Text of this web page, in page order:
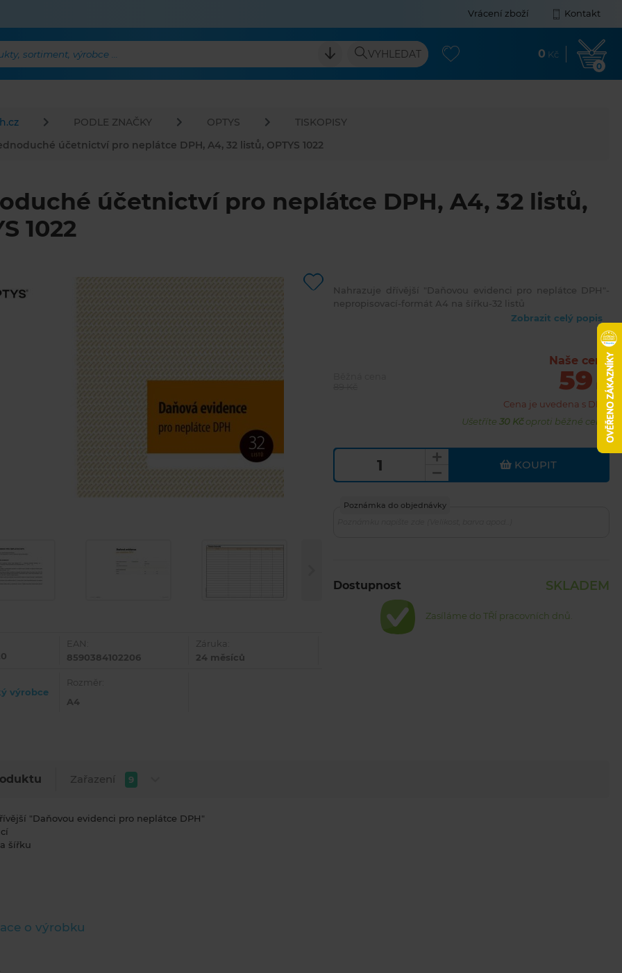
Vrácení zboží Kontakt
sortiment, výrobce ... VYHLEDAT 0 Kč
0
PODLE ZNAČKY OPTYS
TISKOPISY
účetnictví pro neplátce DPH, A4, 32 listů, OPTYS 1022
účetnictví pro neplátce DPH, A4, 32 listů,
1022
EAN:
8590384102206
Záruka:
24 měsíců
výrobce
Rozměr:
A4
Nahrazuje dřívější "Daňovou evidenci pro neplátce DPH"-
nepropisovací-formát A4 na šířku-32 listů
Zobrazit celý popis
Naše cena
59 Kč
Cena je uvedena s DPH
Ušetříte 30 Kčoproti běžné ceně.
KOUPIT
Poznámka do objednávky
Dostupnost SKLADEM
Zasíláme do TŘÍ pracovních dnů.
Zařazení 9
"Daňovou evidenci pro neplátce DPH"
šířku
o výrobku